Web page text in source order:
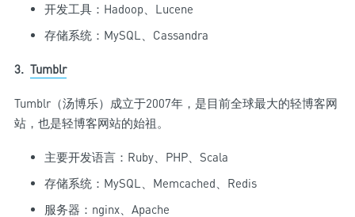
开发工具：Hadoop、Lucene
存储系统：MySQL、Cassandra
3. Tumblr
Tumblr（汤博乐）成立于2007年，是目前全球最大的轻博客网
站，也是轻博客网站的始祖。
主要开发语言：Ruby、PHP、Scala
存储系统：MySQL、Memcached、Redis
服务器：nginx、Apache